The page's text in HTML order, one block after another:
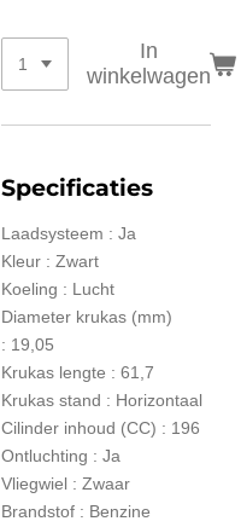
In
winkelwagen
Specificaties
Laadsysteem : Ja
Kleur : Zwart
Koeling : Lucht
Diameter krukas (mm)
: 19,05
Krukas lengte : 61,7
Krukas stand : Horizontaal
Cilinder inhoud (CC) : 196
Ontluchting : Ja
Vliegwiel : Zwaar
Brandstof : Benzine